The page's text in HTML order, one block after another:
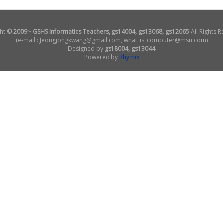
© 2009~ GSHS Informatics Teachers, gs14004, gs13068, gs12065All Rights
(e-mail : Jeongjongkwang@gmail.com, what_is_computer@msn.com)
Designed by gs18004, gs13044
Powered by Rhymix